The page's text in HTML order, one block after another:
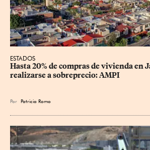
ESTADOS
Hasta 20% de compras de vivienda en
realizarse a sobreprecio: AMPI
Por Patricia Romo